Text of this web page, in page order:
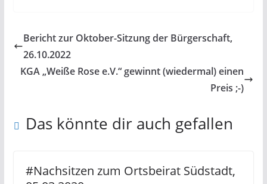
Bericht zur Oktober-Sitzung der Bürgerschaft,
26.10.2022
KGA „Weiße Rose e.V.“ gewinnt (wiedermal) einen
Preis ;-)
Das könnte dir auch gefallen
#Nachsitzen zum Ortsbeirat Südstadt,